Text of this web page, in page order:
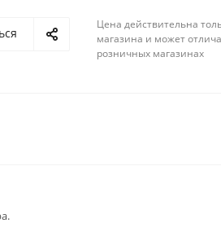
Цена действительна
магазина и может
розничных магазинах